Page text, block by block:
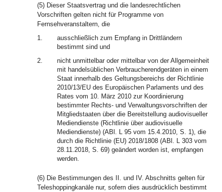
(5) Dieser Staatsvertrag und die landesrechtlichen
Vorschriften gelten nicht für Programme von
Fernsehveranstaltern, die
1.
ausschließlich zum Empfang in Drittländern
bestimmt sind und
2.
nicht unmittelbar oder mittelbar von der Allgemeinheit
mit handelsüblichen Verbraucherendgeräten in einem
Staat innerhalb des Geltungsbereichs der Richtlinie
2010/13/EU des Europäischen Parlaments und des
Rates vom 10. März 2010 zur Koordinierung
bestimmter Rechts- und Verwaltungsvorschriften der
Mitgliedstaaten über die Bereitstellung audiovisueller
Mediendienste (Richtlinie über audiovisuelle
Mediendienste) (ABl. L 95 vom 15.4.2010, S. 1), die
durch die Richtlinie (EU) 2018/1808 (ABl. L 303 vom
28.11.2018, S. 69) geändert worden ist, empfangen
werden.
(6) Die Bestimmungen des II. und IV. Abschnitts gelten für
Teleshoppingkanäle nur, sofern dies ausdrücklich bestimmt